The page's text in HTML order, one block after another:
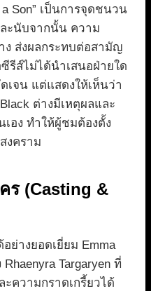
a Son” เป็นการจุดชนวน
ละนับจากนั้น ความ
ส่งผลกระทบต่อสามัญ
รีส์ไม่ได้นำเสนอฝ่ายใด
เจน แต่แสดงให้เห็นว่า
ต่างมีเหตุผลและ
อง ทำให้ผู้ชมต้องตั้ง
งคราม
ร (Casting &
ย่างยอดเยี่ยม Emma
Targaryen ที่
ความกราดเกรี้ยวได้